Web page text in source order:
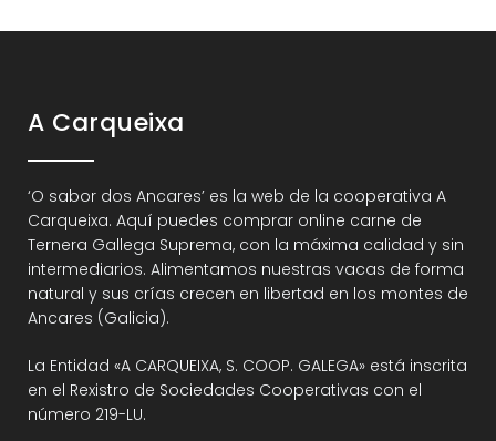
A Carqueixa
‘O sabor dos Ancares’ es la web de la cooperativa A
Carqueixa. Aquí puedes comprar online carne de
Ternera Gallega Suprema, con la máxima calidad y sin
intermediarios. Alimentamos nuestras vacas de forma
natural y sus crías crecen en libertad en los montes de
Ancares (Galicia).
La Entidad «A CARQUEIXA, S. COOP. GALEGA» está inscrita
en el Rexistro de Sociedades Cooperativas con el
número 219-LU.